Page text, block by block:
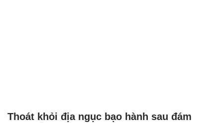
Thoát khỏi địa ngục bạo hành sau đám